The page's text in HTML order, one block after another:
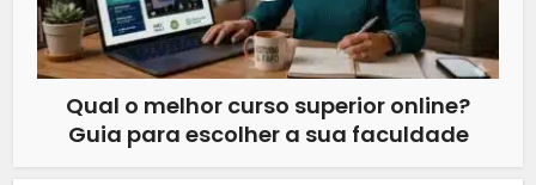
Qual o melhor curso superior online?
Guia para escolher a sua faculdade